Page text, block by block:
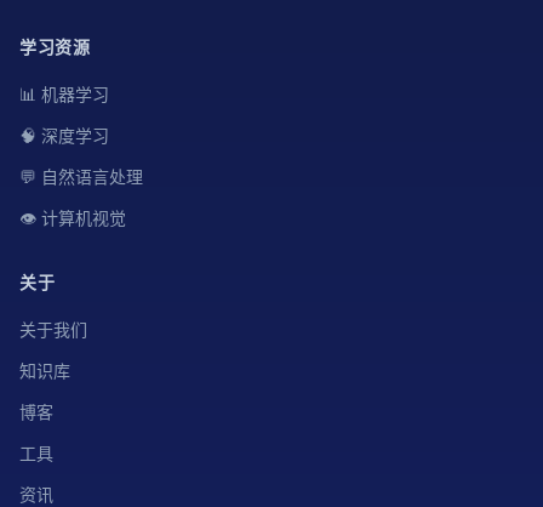
学习资源
📊 机器学习
🧠 深度学习
💬 自然语言处理
👁️ 计算机视觉
关于
关于我们
知识库
博客
工具
资讯